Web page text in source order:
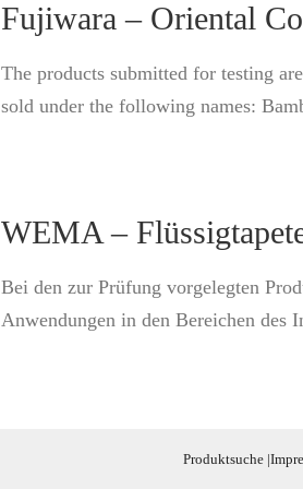
Fujiwara – Oriental
The products submitted for testing
sold under the following names:
WEMA –
Bei den zur Prüfung vorgelegten
Anwendungen in den Bereichen des
Produktsuche|